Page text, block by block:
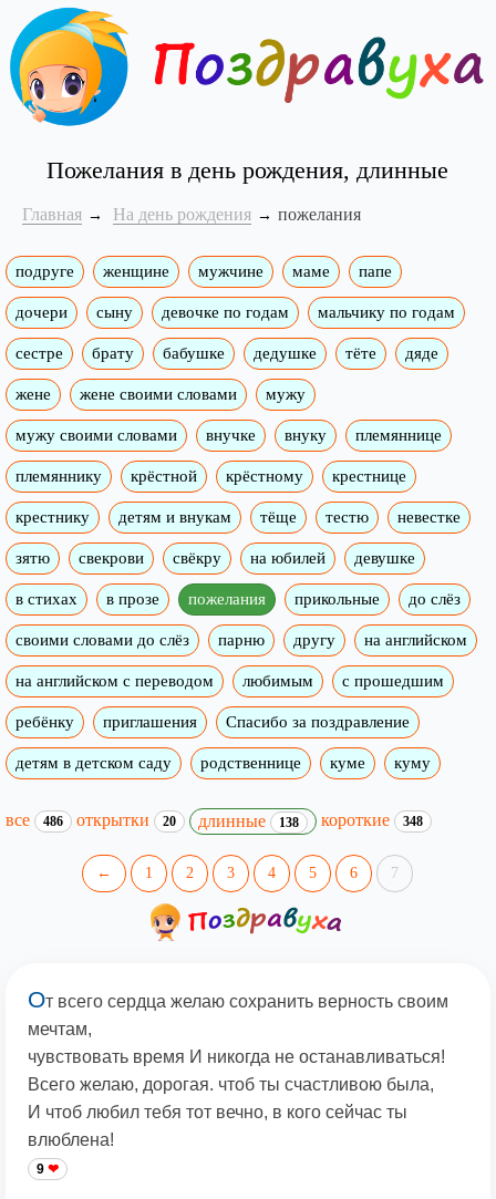
Пожелания в день рождения, длинные
Главная На день рождения пожелания
подруге женщине мужчине маме папе
дочери сыну девочке по годам мальчику по годам
сестре брату бабушке дедушке тёте дяде
жене жене своими словами мужу
мужу своими словами внучке внуку племяннице
племяннику крёстной крёстному крестнице
крестнику детям и внукам тёще тестю невестке
зятю свекрови свёкру на юбилей девушке
в стихах в прозе пожелания прикольные до слёз
своими словами до слёз парню другу на английском
на английском с переводом любимым с прошедшим
ребёнку приглашения Спасибо за поздравление
детям в детском саду родственнице куме куму
все 486 открытки 20 длинные 138 короткие 348
← 1 2 3 4 5 6 7
От всего сердца желаю сохранить верность своим
мечтам,
чувствовать время И никогда не останавливаться!
Всего желаю, дорогая. чтоб ты счастливою была,
И чтоб любил тебя тот вечно, в кого сейчас ты
влюблена!
9